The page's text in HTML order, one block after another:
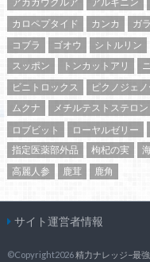
アカガウクルア アルギニン
カロペプタイド
カンカ ガ
コブラ
ゴオウ シトルリン
スッポン
トンカットアリ
ビニトロックス
ピクノジェ
ムクナ
メチルテストステロン
ロブビット
ローヤルゼリー
指定医薬部外品
枸杞の実
高麗人参
鹿茸 鹿角
サイト運営者情報
©Copyright2026精力ナレッジ−最